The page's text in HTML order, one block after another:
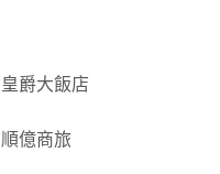
皇爵大飯店
順億商旅